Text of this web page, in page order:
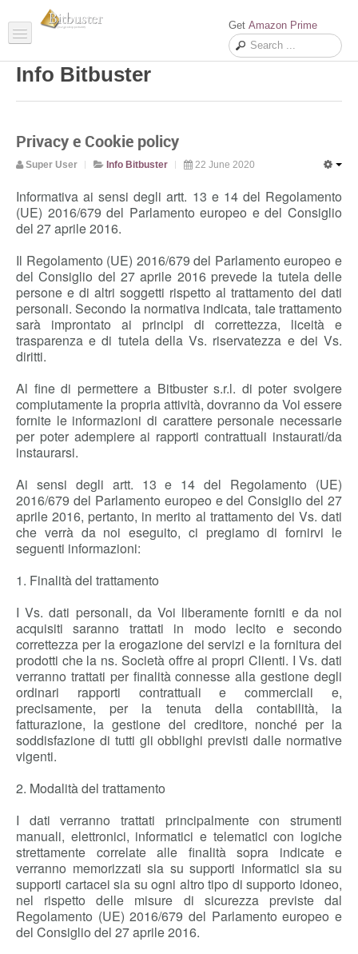
Home
Our Bitbuster Central
is one place to manage all Bitbuster apps. With
your Bitbuster ID you can manage any app, linked remoted machines,
parameters
Open Bitbuster Central
Buy
RDP Security Manager
Services
About us
Contact Us
Get Amazon Prime
Info Bitbuster
Privacy e Cookie policy
Super User Info Bitbuster 22 June 2020
Informativa ai sensi degli artt. 13 e 14 del Regolamento
(UE) 2016/679 del Parlamento europeo e del Consiglio
del 27 aprile 2016.
Il Regolamento (UE) 2016/679 del Parlamento europeo e
del Consiglio del 27 aprile 2016 prevede la tutela delle
persone e di altri soggetti rispetto al trattamento dei dati
personali. Secondo la normativa indicata, tale trattamento
sarà improntato ai principi di correttezza, liceità e
trasparenza e di tutela della Vs. riservatezza e dei Vs.
diritti.
Al fine di permettere a Bitbuster s.r.l. di poter svolgere
compiutamente la propria attività, dovranno da Voi essere
fornite le informazioni di carattere personale necessarie
per poter adempiere ai rapporti contrattuali instaurati/da
instaurarsi.
Ai sensi degli artt. 13 e 14 del Regolamento (UE)
2016/679 del Parlamento europeo e del Consiglio del 27
aprile 2016, pertanto, in merito al trattamento dei Vs. dati
che verrà da noi eseguito, ci pregiamo di fornirvi le
seguenti informazioni:
1. Finalità del trattamento
I Vs. dati personali, da Voi liberamente forniti e da noi
acquisiti saranno trattati in modo lecito e secondo
correttezza per la erogazione dei servizi e la fornitura dei
prodotti che la ns. Società offre ai propri Clienti. I Vs. dati
verranno trattati per finalità connesse alla gestione degli
ordinari rapporti contrattuali e commerciali e,
precisamente, per la tenuta della contabilità, la
fatturazione, la gestione del creditore, nonché per la
soddisfazione di tutti gli obblighi previsti dalle normative
vigenti.
2. Modalità del trattamento
I dati verranno trattati principalmente con strumenti
manuali, elettronici, informatici e telematici con logiche
strettamente correlate alle finalità sopra indicate e
verranno memorizzati sia su supporti informatici sia su
supporti cartacei sia su ogni altro tipo di supporto idoneo,
nel rispetto delle misure di sicurezza previste dal
Regolamento (UE) 2016/679 del Parlamento europeo e
del Consiglio del 27 aprile 2016.